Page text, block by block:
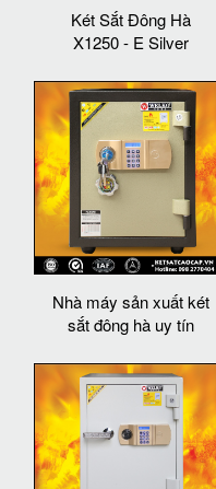
Két Sắt Đông Hà
X1250 - E Silver
Nhà máy sản xuất két
sắt đông hà uy tín